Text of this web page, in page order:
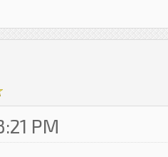
PM